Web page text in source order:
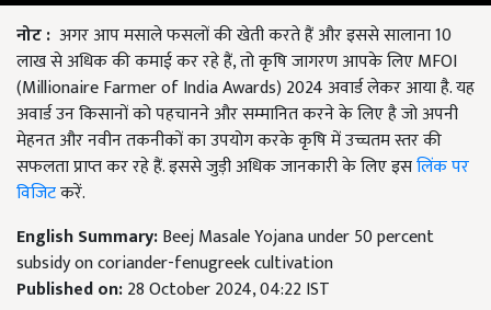
नोट: अगर आप मसाले फसलों की खेती करते हैं और इससे सालाना 10
लाख से अधिक की कमाई कर रहे हैं, तो कृषि जागरण आपके लिए MFOI
(Millionaire Farmer of India Awards) 2024 अवार्ड लेकर आया है. यह
अवार्ड उन किसानों को पहचानने और सम्मानित करने के लिए है जो अपनी
मेहनत और नवीन तकनीकों का उपयोग करके कृषि में उच्चतम स्तर की
सफलता प्राप्त कर रहे हैं. इससे जुड़ी अधिक जानकारी के लिए इसलिंक पर
विजिटकरें.
English Summary:Beej Masale Yojana under 50 percent
subsidy on coriander-fenugreek cultivation
Published on:28 October 2024, 04:22 IST